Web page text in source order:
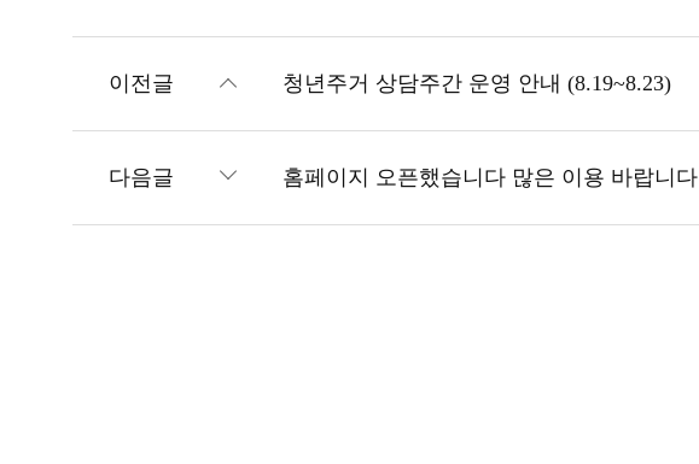
이전글 청년주거 상담주간 운영 안내 (8.19~8.23)
다음글 홈페이지 오픈했습니다 많은 이용 바랍니다